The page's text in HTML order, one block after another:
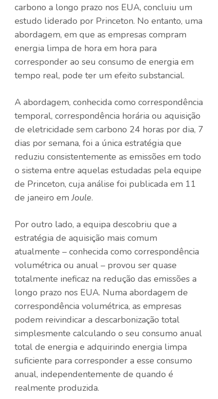
carbono a longo prazo nos EUA, concluiu um
estudo liderado por Princeton. No entanto, uma
abordagem, em que as empresas compram
energia limpa de hora em hora para
corresponder ao seu consumo de energia em
tempo real, pode ter um efeito substancial.
A abordagem, conhecida como correspondência
temporal, correspondência horária ou aquisição
de eletricidade sem carbono 24 horas por dia, 7
dias por semana, foi a única estratégia que
reduziu consistentemente as emissões em todo
o sistema entre aquelas estudadas pela equipe
de Princeton, cuja análise foi publicada em 11
de janeiro emJoule.
Por outro lado, a equipa descobriu que a
estratégia de aquisição mais comum
atualmente – conhecida como correspondência
volumétrica ou anual – provou ser quase
totalmente ineficaz na redução das emissões a
longo prazo nos EUA. Numa abordagem de
correspondência volumétrica, as empresas
podem reivindicar a descarbonização total
simplesmente calculando o seu consumo anual
total de energia e adquirindo energia limpa
suficiente para corresponder a esse consumo
anual, independentemente de quando é
realmente produzida.